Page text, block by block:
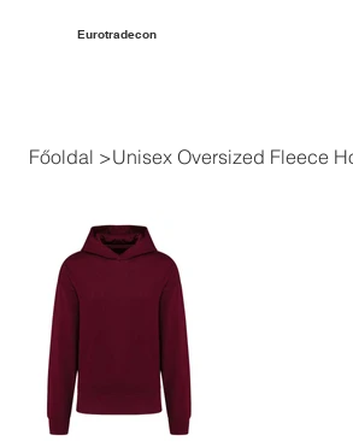
Eurotradecon
Főoldal >Unisex Oversized Fleece